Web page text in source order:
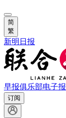
简
繁
新明日报
早报俱乐部电子报
订阅